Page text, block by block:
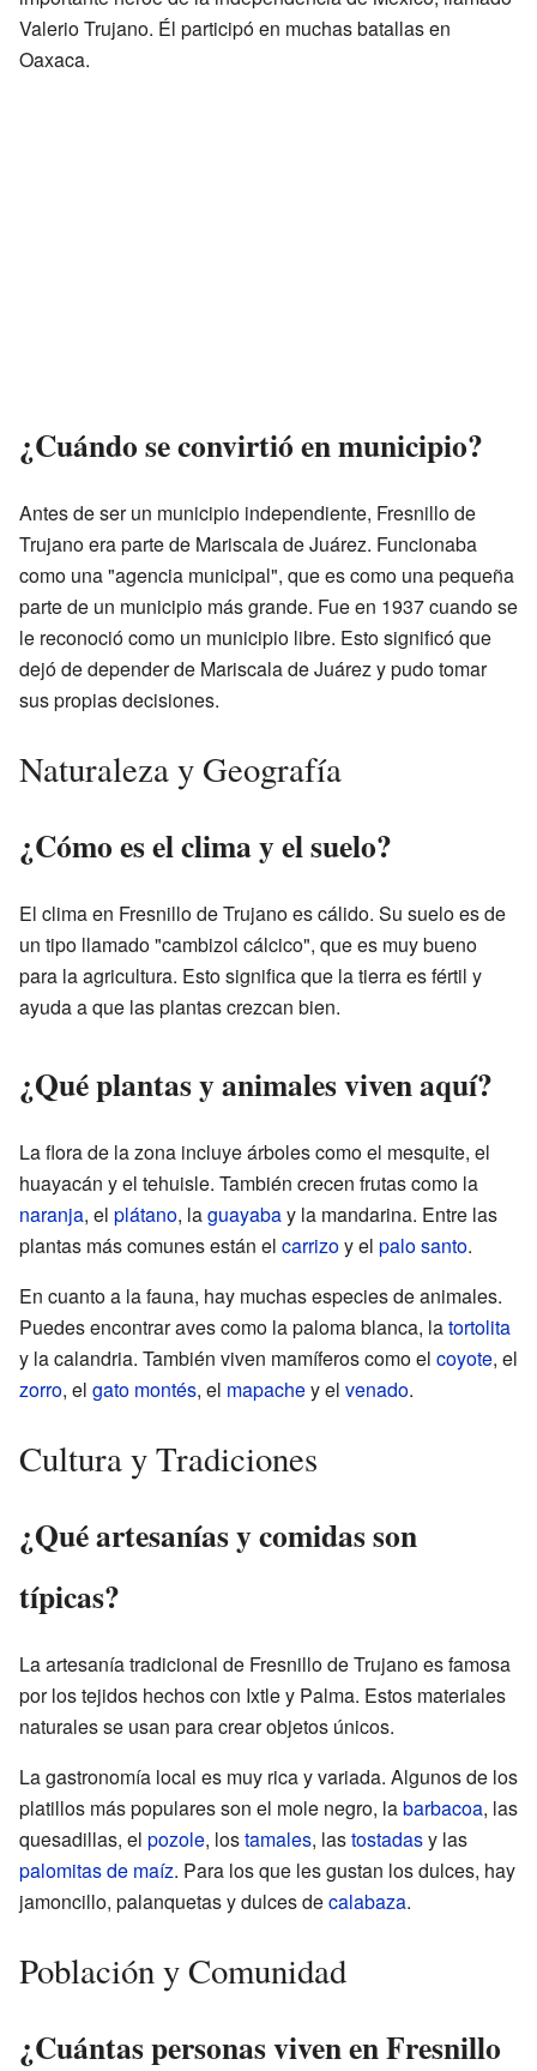
Valerio Trujano. Él participó en muchas batallas en
Oaxaca.
¿Cuándo se convirtió en municipio?
Antes de ser un municipio independiente, Fresnillo de
Trujano era parte de Mariscala de Juárez. Funcionaba
como una "agencia municipal", que es como una pequeña
parte de un municipio más grande. Fue en 1937 cuando se
le reconoció como un municipio libre. Esto significó que
dejó de depender de Mariscala de Juárez y pudo tomar
sus propias decisiones.
Naturaleza y Geografía
¿Cómo es el clima y el suelo?
El clima en Fresnillo de Trujano es cálido. Su suelo es de
un tipo llamado "cambizol cálcico", que es muy bueno
para la agricultura. Esto significa que la tierra es fértil y
ayuda a que las plantas crezcan bien.
¿Qué plantas y animales viven aquí?
La flora de la zona incluye árboles como el mesquite, el
huayacán y el tehuisle. También crecen frutas como la
naranja, el plátano, laguayabay la mandarina. Entre las
plantas más comunes están el carrizoy el palo santo.
En cuanto a la fauna, hay muchas especies de animales.
Puedes encontrar aves como la paloma blanca, latortolita
y la calandria. También viven mamíferos como el coyote, el
zorro, el gato montés, el mapachey el venado.
Cultura y Tradiciones
¿Qué artesanías y comidas son
típicas?
La artesanía tradicional de Fresnillo de Trujano es famosa
por los tejidos hechos con Ixtle y Palma. Estos materiales
naturales se usan para crear objetos únicos.
La gastronomía local es muy rica y variada. Algunos de los
platillos más populares son el mole negro, labarbacoa, las
quesadillas, el pozole, lostamales, lastostadasy las
palomitas de maíz. Para los que les gustan los dulces, hay
jamoncillo, palanquetas y dulces decalabaza.
Población y Comunidad
¿Cuántas personas viven en Fresnillo